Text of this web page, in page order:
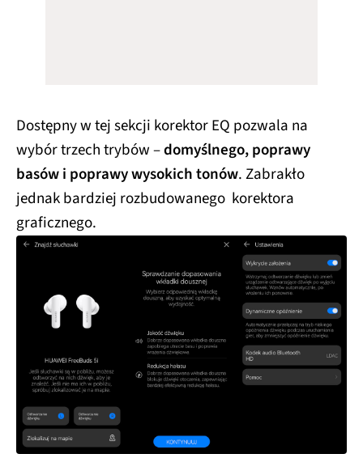
Dostępny w tej sekcji korektor EQ pozwala na
wybór trzech trybów –domyślnego, poprawy
basów i poprawy wysokich tonów. Zabrakło
jednak bardziej rozbudowanego korektora
graficznego.